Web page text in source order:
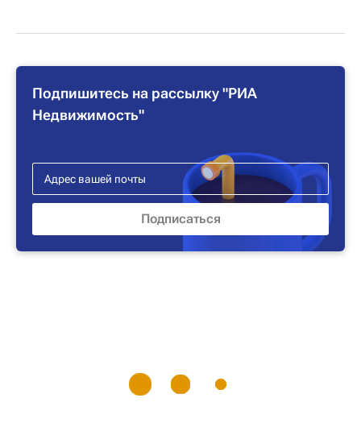
Подпишитесь на рассылку "РИА
Недвижимость"